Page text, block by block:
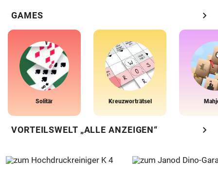
GAMES chevron_right
Solitär Kreuzworträtsel
VORTEILSWELT „ALLE ANZEIGEN“ chevron_right